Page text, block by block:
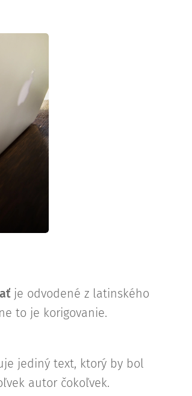
je odvodené z latinského
to je korigovanie.
jediný text, ktorý by bol
autor čokoľvek.